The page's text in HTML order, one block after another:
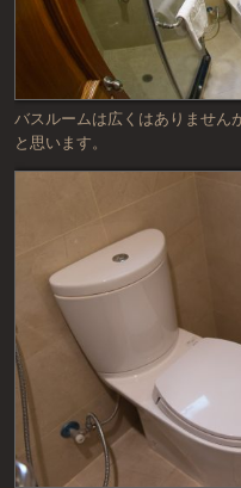
バスルームは広くはありません
と思います。